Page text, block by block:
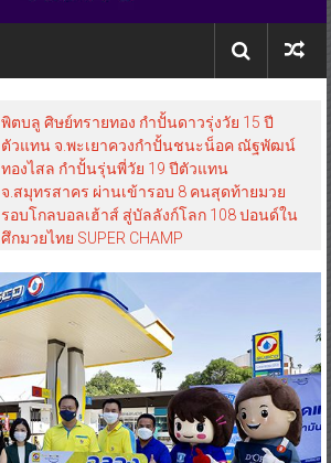
พิตบลู ศิษย์ทรายทอง กำปั้นดาวรุ่งวัย 15 ปี
ตัวแทน จ.พะเยาควงกำปั้นชนะน็อค ณัฐพัฒน์
ทองไสล กำปั้นรุ่นพี่วัย 19 ปีตัวแทน
จ.สมุทรสาคร ผ่านเข้ารอบ 8 คนสุดท้ายมวย
รอบโกลบอลเฮ้าส์ สู่บัลลังก์โลก 108 ปอนด์ใน
ศึกมวยไทย SUPER CHAMP